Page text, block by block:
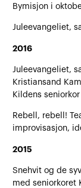
Bymisjon i
Juleevangeliet,
2016
Juleevangeliet,
Kristiansand
Kildens
Rebell, rebell!
improvisasjon,
2015
Snehvit og de
med seniorkoret